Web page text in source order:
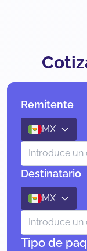
Remitente
MX
Destinatario
MX
Tipo de